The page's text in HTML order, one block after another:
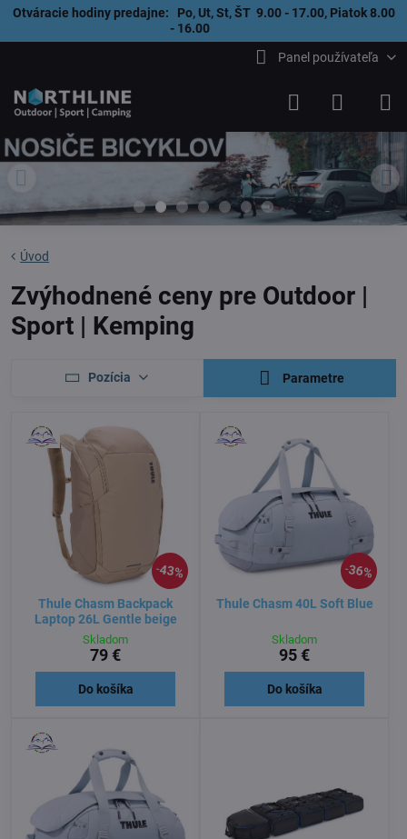
Otváracie hodiny predajne: Po, Ut, St, ŠT 9.00 - 17.00, Piatok 8.00
- 16.00
Panel používateľa
Úvod
Zvýhodnené ceny pre Outdoor |
Sport | Kemping
Pozícia Parametre
43%
Thule Chasm Backpack
Laptop 26L Gentle beige
Skladom
79 €
Do košíka
36%
Thule Chasm 40L Soft Blue
Skladom
95 €
Do košíka